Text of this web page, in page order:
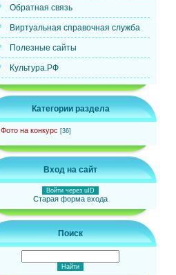
Обратная связь
Виртуальная справочная служба
Полезные сайты
Культура.РФ
Категории раздела
Фото на конкурс [36]
Вход на сайт
Войти через uID
Старая форма входа
Поиск